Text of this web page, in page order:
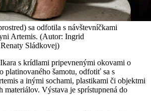
sa odfotila s návštevníčkami
Artemis. (Autor: Ingrid
Sládkovej)
s krídlami pripevnenými okovami o
platinovaného šamotu, odfotiť sa s
a inými sochami, plastikami či objektmi
materiálov. Výstava je sprístupnená do